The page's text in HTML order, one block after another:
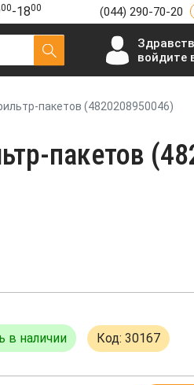
00-1800 (044) 290-70-20
войдите
пакетов (4820208950046)
пакетов
в наличии Код: 30167